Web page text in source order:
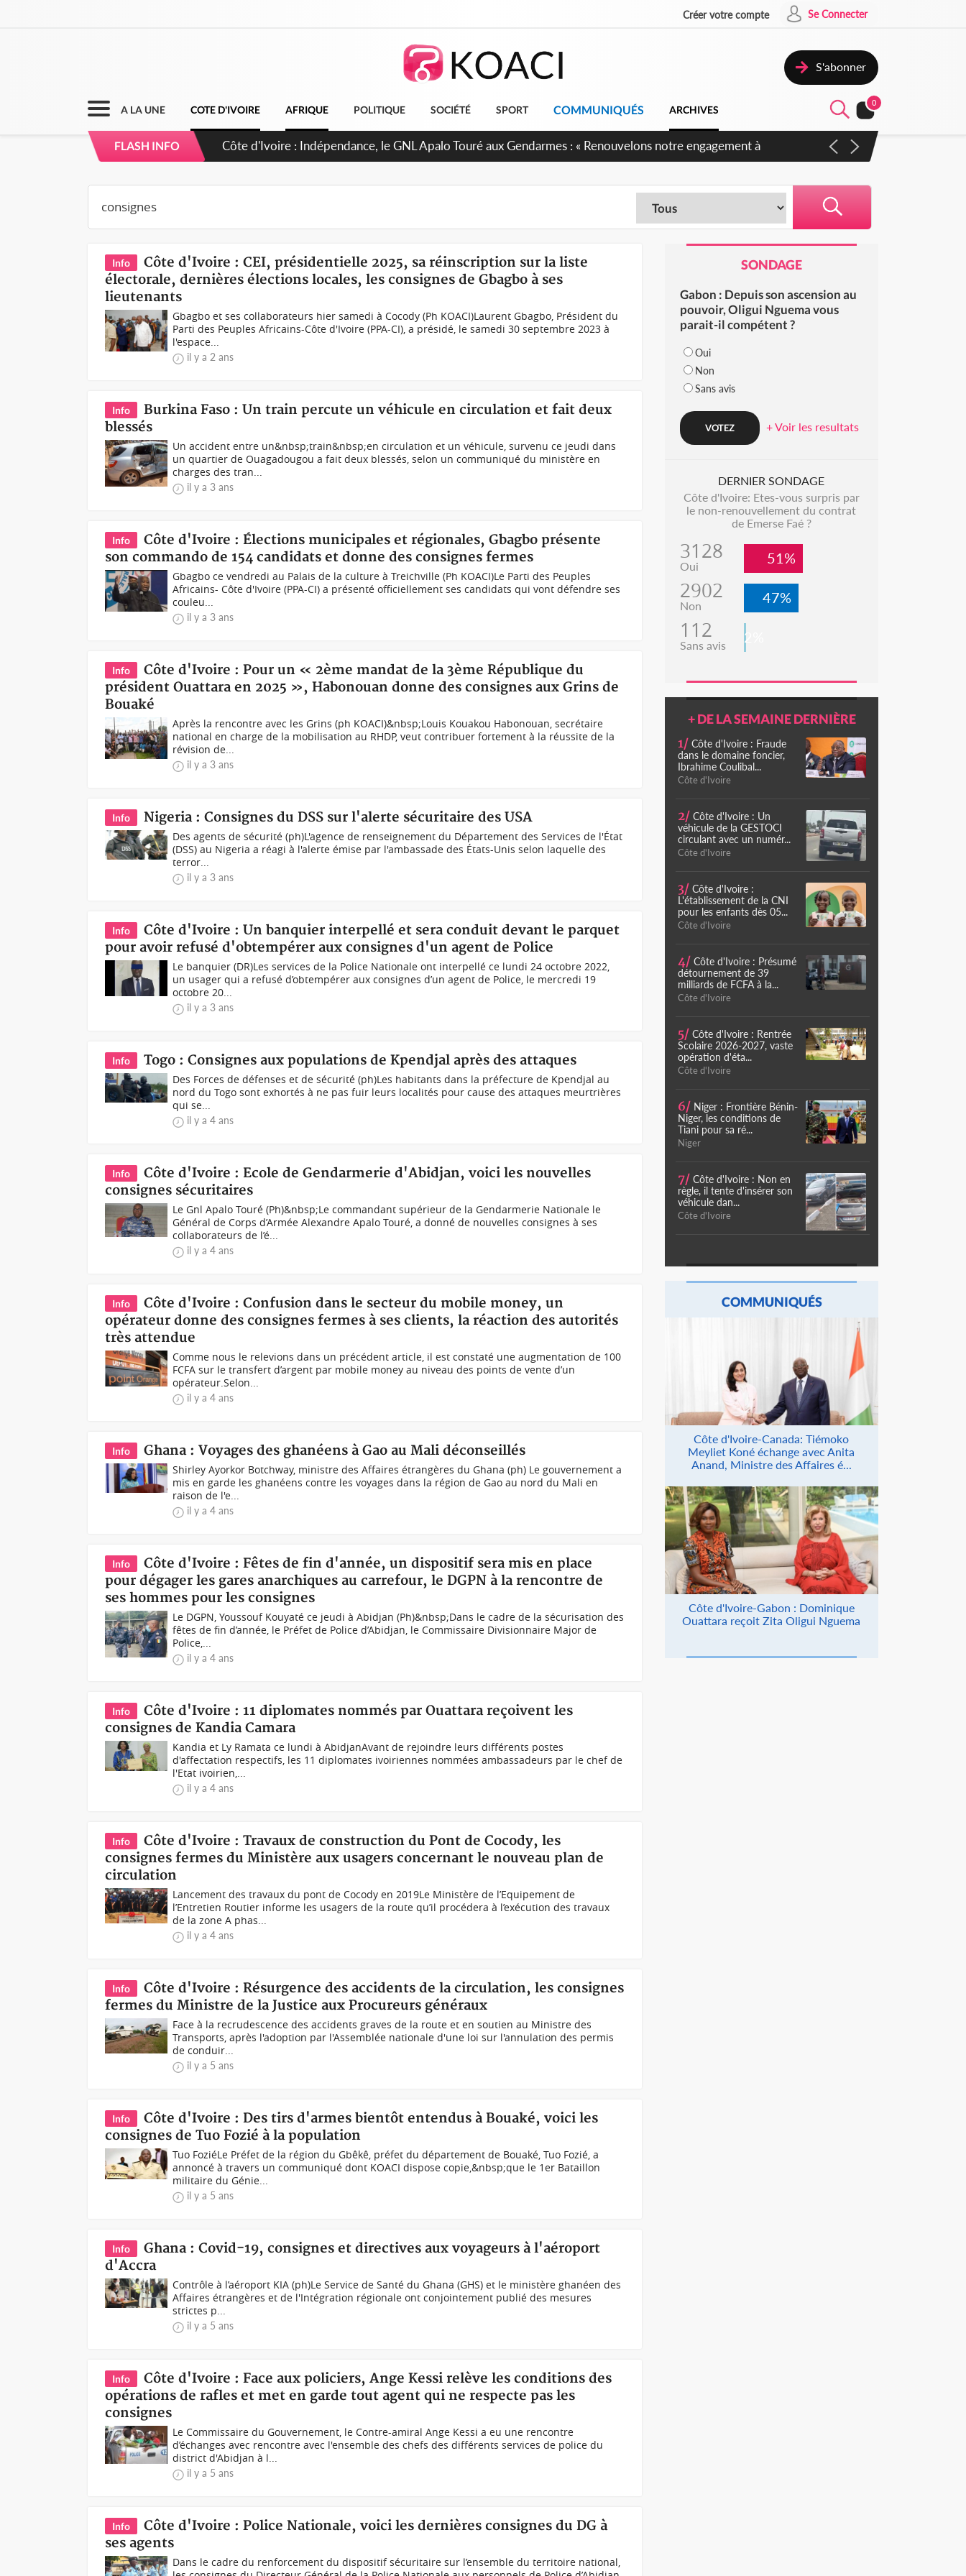
Créer votre compte Se Connecter
S'abonner
A LA UNE COTE D'IVOIRE AFRIQUE POLITIQUE SOCIÉTÉ SPORT COMMUNIQUÉS ARCHIVES
0
FLASH INFO
Sierra Leone : Un projet de réforme constitutionnelle en gestation, points clés des amendements, un exclu
Info
Côte d'Ivoire : CEI, présidentielle 2025, sa réinscription sur la liste
électorale, dernières élections locales, les consignes de Gbagbo à ses
lieutenants
Gbagbo et ses collaborateurs hier samedi à Cocody (Ph KOACI)Laurent Gbagbo, Président du
Parti des Peuples Africains-Côte d'Ivoire (PPA-CI), a présidé, le samedi 30 septembre 2023 à
l'espace...
il y a 2 ans
Info
Burkina Faso : Un train percute un véhicule en circulation et fait deux
blessés
Un accident entre un&nbsp;train&nbsp;en circulation et un véhicule, survenu ce jeudi dans
un quartier de Ouagadougou a fait deux blessés, selon un communiqué du ministère en
charges des tran...
il y a 3 ans
Info
Côte d'Ivoire : Élections municipales et régionales, Gbagbo présente
son commando de 154 candidats et donne des consignes fermes
Gbagbo ce vendredi au Palais de la culture à Treichville (Ph KOACI)Le Parti des Peuples
Africains- Côte d'Ivoire (PPA-CI) a présenté officiellement ses candidats qui vont défendre ses
couleu...
il y a 3 ans
Info
Côte d'Ivoire : Pour un « 2ème mandat de la 3ème République du
président Ouattara en 2025 », Habonouan donne des consignes aux Grins de
Bouaké
Après la rencontre avec les Grins (ph KOACI)&nbsp;Louis Kouakou Habonouan, secrétaire
national en charge de la mobilisation au RHDP, veut contribuer fortement à la réussite de la
révision de...
il y a 3 ans
Info Nigeria : Consignes du DSS sur l'alerte sécuritaire des USA
Des agents de sécurité (ph) L'agence de renseignement du Département des Services de l'État
(DSS) au Nigeria a réagi à l'alerte émise par l'ambassade des États-Unis selon laquelle des
terror...
il y a 3 ans
Info
Côte d'Ivoire : Un banquier interpellé et sera conduit devant le parquet
pour avoir refusé d'obtempérer aux consignes d'un agent de Police
Le banquier (DR)Les services de la Police Nationale ont interpellé ce lundi 24 octobre 2022,
un usager qui a refusé d’obtempérer aux consignes d’un agent de Police, le mercredi 19
octobre 20...
il y a 3 ans
Info Togo : Consignes aux populations de Kpendjal après des attaques
Des Forces de défenses et de sécurité (ph)Les habitants dans la préfecture de Kpendjal au
nord du Togo sont exhortés à ne pas fuir leurs localités pour cause des attaques meurtrières
qui se...
il y a 4 ans
Info
Côte d'Ivoire : Ecole de Gendarmerie d'Abidjan, voici les nouvelles
consignes sécuritaires
Le Gnl Apalo Touré (Ph)&nbsp;Le commandant supérieur de la Gendarmerie Nationale le
Général de Corps d’Armée Alexandre Apalo Touré, a donné de nouvelles consignes à ses
collaborateurs de l’é...
il y a 4 ans
Info
Côte d'Ivoire : Confusion dans le secteur du mobile money, un
opérateur donne des consignes fermes à ses clients, la réaction des autorités
très attendue
Comme nous le relevions dans un précédent article, il est constaté une augmentation de 100
FCFA sur le transfert d’argent par mobile money au niveau des points de vente d’un
opérateur.Selon...
il y a 4 ans
Info Ghana : Voyages des ghanéens à Gao au Mali déconseillés
Shirley Ayorkor Botchway, ministre des Affaires étrangères du Ghana (ph) Le gouvernement a
mis en garde les ghanéens contre les voyages dans la région de Gao au nord du Mali en
raison de l'e...
il y a 4 ans
Info
Côte d'Ivoire : Fêtes de fin d'année, un dispositif sera mis en place
pour dégager les gares anarchiques au carrefour, le DGPN à la rencontre de
ses hommes pour les consignes
Le DGPN, Youssouf Kouyaté ce jeudi à Abidjan (Ph)&nbsp;Dans le cadre de la sécurisation des
fêtes de fin d’année, le Préfet de Police d’Abidjan, le Commissaire Divisionnaire Major de
Police,...
il y a 4 ans
Info
Côte d'Ivoire : 11 diplomates nommés par Ouattara reçoivent les
consignes de Kandia Camara
Kandia et Ly Ramata ce lundi à AbidjanAvant de rejoindre leurs différents postes
d'affectation respectifs, les 11 diplomates ivoiriennes nommées ambassadeurs par le chef de
l'Etat ivoirien,...
il y a 4 ans
Info
Côte d'Ivoire : Travaux de construction du Pont de Cocody, les
consignes fermes du Ministère aux usagers concernant le nouveau plan de
circulation
Lancement des travaux du pont de Cocody en 2019Le Ministère de l’Equipement de
l’Entretien Routier informe les usagers de la route qu’il procédera à l’exécution des travaux
de la zone A phas...
il y a 4 ans
Info
Côte d'Ivoire : Résurgence des accidents de la circulation, les consignes
fermes du Ministre de la Justice aux Procureurs généraux
Face à la recrudescence des accidents graves de la route et en soutien au Ministre des
Transports, après l'adoption par l'Assemblée nationale d'une loi sur l'annulation des permis
de conduir...
il y a 5 ans
Info
Côte d'Ivoire : Des tirs d'armes bientôt entendus à Bouaké, voici les
consignes de Tuo Fozié à la population
Tuo FoziéLe Préfet de la région du Gbêkê, préfet du département de Bouaké, Tuo Fozié, a
annoncé à travers un communiqué dont KOACI dispose copie,&nbsp;que le 1er Bataillon
militaire du Génie...
il y a 5 ans
Info
Ghana : Covid-19, consignes et directives aux voyageurs à l'aéroport
d'Accra
Contrôle à l’aéroport KIA (ph)Le Service de Santé du Ghana (GHS) et le ministère ghanéen des
Affaires étrangères et de l'Intégration régionale ont conjointement publié des mesures
strictes p...
il y a 5 ans
Info
Côte d'Ivoire : Face aux policiers, Ange Kessi relève les conditions des
opérations de rafles et met en garde tout agent qui ne respecte pas les
consignes
Le Commissaire du Gouvernement, le Contre-amiral Ange Kessi a eu une rencontre
d’échanges avec rencontre avec l'ensemble des chefs des différents services de police du
district d'Abidjan à l...
il y a 5 ans
Info
Côte d'Ivoire : Police Nationale, voici les dernières consignes du DG à
ses agents
Dans le cadre du renforcement du dispositif sécuritaire sur l’ensemble du territoire national,
SONDAGE
Gabon : Depuis son ascension au
pouvoir, Oligui Nguema vous
parait-il compétent ?
Oui
Non
Sans avis
+ Voir les resultats
DERNIER SONDAGE
Côte d'Ivoire: Etes-vous surpris par
le non-renouvellement du contrat
de Emerse Faé ?
3128
Oui 51%
2902
Non 47%
112
Sans avis 2%
+ DE LA SEMAINE DERNIÈRE
1/ Côte d'Ivoire : Fraude
dans le domaine foncier,
Ibrahime Coulibal...
Côte d'Ivoire
2/ Côte d'Ivoire : Un
véhicule de la GESTOCI
circulant avec un numér...
Côte d'Ivoire
3/ Côte d'Ivoire :
L'établissement de la CNI
pour les enfants dès 05...
Côte d'Ivoire
4/ Côte d'Ivoire : Présumé
détournement de 39
milliards de FCFA à la...
Côte d'Ivoire
5/ Côte d'Ivoire : Rentrée
Scolaire 2026-2027, vaste
opération d'éta...
Côte d'Ivoire
6/ Niger : Frontière Bénin-
Niger, les conditions de
Tiani pour sa ré...
Niger
7/ Côte d'Ivoire : Non en
règle, il tente d'insérer son
véhicule dan...
Côte d'Ivoire
COMMUNIQUÉS
Côte d'Ivoire-Canada: Tiémoko
Meyliet Koné échange avec Anita
Anand, Ministre des Affaires é...
Côte d'Ivoire-Gabon : Dominique
Ouattara reçoit Zita Oligui Nguema